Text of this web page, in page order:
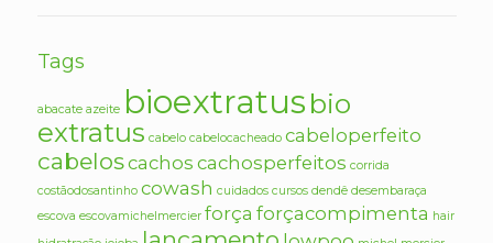
Tags
abacate azeite bioextratus bio
extratus cabelo cabelocacheado cabeloperfeito
cabeloscachos cachosperfeitos corrida
costãodosantinho cowash cuidados cursos dendê desembaraça
escova escovamichelmercier força forçacompimenta hair